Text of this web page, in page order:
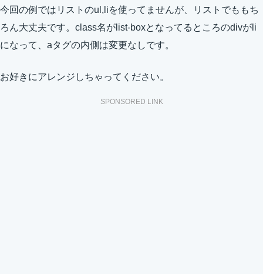
今回の例ではリストのul,liを使ってませんが、リストでももち
ろん大丈夫です。class名がlist-boxとなってるところのdivがli
になって、aタグの内側は変更なしです。
お好きにアレンジしちゃってください。
SPONSORED LINK